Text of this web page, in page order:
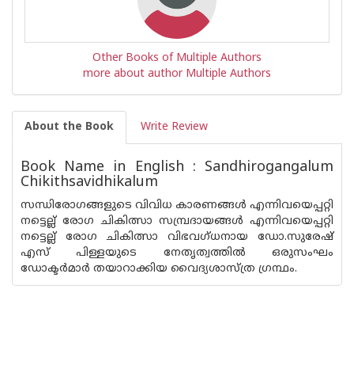
Other Books of Multiple Authors
more about author Multiple Authors
About the Book Write Review
Book Name in English : Sandhirogangalum
Chikithsavidhikalum
സന്ധിരോഗങ്ങളുടെ വിവിധ കാരണങ്ങള്‍ എന്നിവയെപ്പറ്റി
നട്ടെല്ല് രോഗ ചികിത്സാ സമ്പ്രദായങ്ങള്‍ എന്നിവയെപ്പറ്റി
നട്ടെല്ല് രോഗ ചികിത്സാ വിഭവഗ്ധനായ ഡോ.സുരേഷ്
എസ് പിള്ളയുടെ നേതൃത്വത്തില്‍ ഒരുസംഘം
ഡോക്ടര്‍മാര്‍ തയാറാക്കിയ വൈദ്യശാസ്ത്ര ഗ്രന്ഥം.